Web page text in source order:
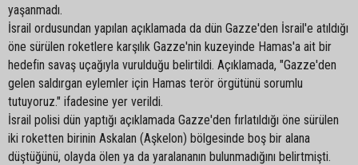
yaşanmadı.
İsrail ordusundan yapılan açıklamada da dün Gazze'den İsrail'e atıldığı
öne sürülen roketlere karşılık Gazze'nin kuzeyinde Hamas'a ait bir
hedefin savaş uçağıyla vurulduğu belirtildi. Açıklamada, "Gazze'den
gelen saldırgan eylemler için Hamas terör örgütünü sorumlu
tutuyoruz." ifadesine yer verildi.
İsrail polisi dün yaptığı açıklamada Gazze'den fırlatıldığı öne sürülen
iki roketten birinin Askalan (Aşkelon) bölgesinde boş bir alana
düştüğünü, olayda ölen ya da yaralananın bulunmadığını belirtmişti.